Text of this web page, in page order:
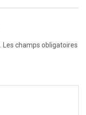
Les champs obligatoires